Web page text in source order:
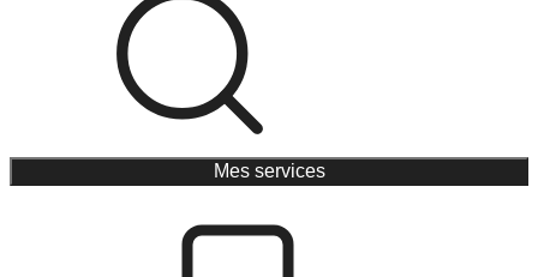
Mes services